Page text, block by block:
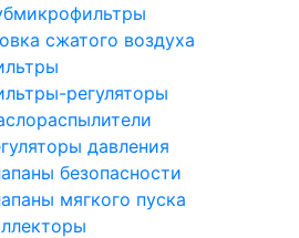
сжатого воздуха
регуляторы
давления
безопасности
мягкого пуска